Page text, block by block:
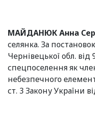
МАЙДАНЮК Анна
селянка. За
Чернівецької обл.
спецпоселення як
небезпечного
ст. 3 Закону України